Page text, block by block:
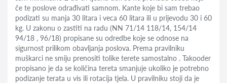
če te poslove odrađivati samnom. Kante koje bi sam trebao
podizati su manja 30 litara i veca 60 litara ili u prijevodu 30 i 60
kg. U zakonu o zastiti na radu (NN 71/14 118/14, 154/14
94/18 , 96/18) propisane su odredbe koje se odnose na
sigurnost prilikom obavljanja poslova. Prema pravilniku
muškarci ne smiju prenositi tolike terete samostalno . Takooder
propisano je da se količina tereta smanjuje ukoliko je potrebno
podizanje terata u vis ili rotacija tjela. U pravilniku stoji da je